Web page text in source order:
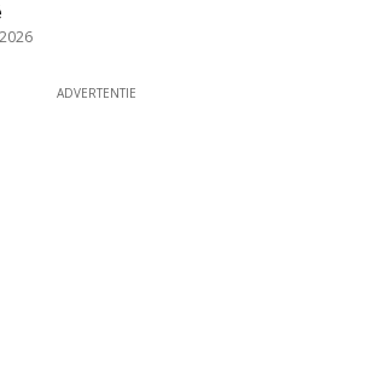
ADVERTENTIE